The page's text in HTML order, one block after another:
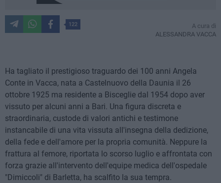
122
A cura di
ALESSANDRA VACCA
Ha tagliato il prestigioso traguardo dei 100 anni Angela
Conte in Vacca, nata a Castelnuovo della Daunia il 26
ottobre 1925 ma residente a Bisceglie dal 1954 dopo aver
vissuto per alcuni anni a Bari. Una figura discreta e
straordinaria, custode di valori antichi e testimone
instancabile di una vita vissuta all'insegna della dedizione,
della fede e dell'amore per la propria comunità. Neppure la
frattura al femore, riportata lo scorso luglio e affrontata con
forza grazie all'intervento dell'equipe medica dell'ospedale
"Dimiccoli" di Barletta, ha scalfito la sua tempra.